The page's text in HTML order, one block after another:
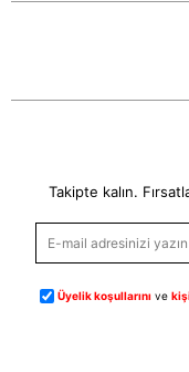
Takipte kalın.
Üyelik koşullarını ve